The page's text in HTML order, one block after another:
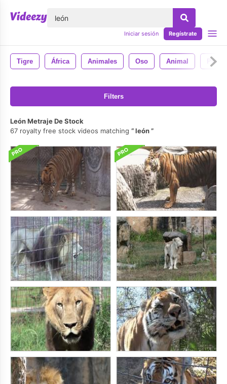
Iniciar sesión Regístrate
Tigre África Animales Oso Animal Perro
Filters
León Metraje De Stock
67 royalty free stock videos matching
león